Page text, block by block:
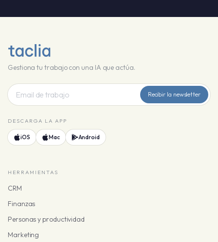
Gestiona tu trabajo con una IA que actúa.
Recibir la newsletter
DESCARGA LA APP
iOS Mac Android
HERRAMIENTAS
CRM
Finanzas
Personas y productividad
Marketing